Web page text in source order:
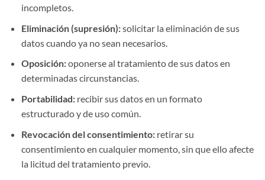
incompletos.
Eliminación (supresión):solicitar la eliminación de sus
datos cuando ya no sean necesarios.
Oposición:oponerse al tratamiento de sus datos en
determinadas circunstancias.
Portabilidad: recibir sus datos en un formato
estructurado y de uso común.
Revocación del consentimiento: retirar su
consentimiento en cualquier momento, sin que ello afecte
la licitud del tratamiento previo.